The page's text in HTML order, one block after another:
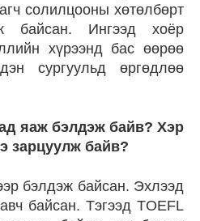
солилцооны хөтөлбөрт
байсан. Ингээд хоёр
хүрээнд бас өөрөө
сургуульд өргөдлөө
яаж бэлдэж байв? Хэр
зарцуулж байв?
бэлдэж байсан. Эхлээд
байсан. Тэгээд TOEFL